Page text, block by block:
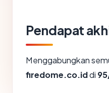
Pendapat
Menggabungkan
firedome.co.iddi